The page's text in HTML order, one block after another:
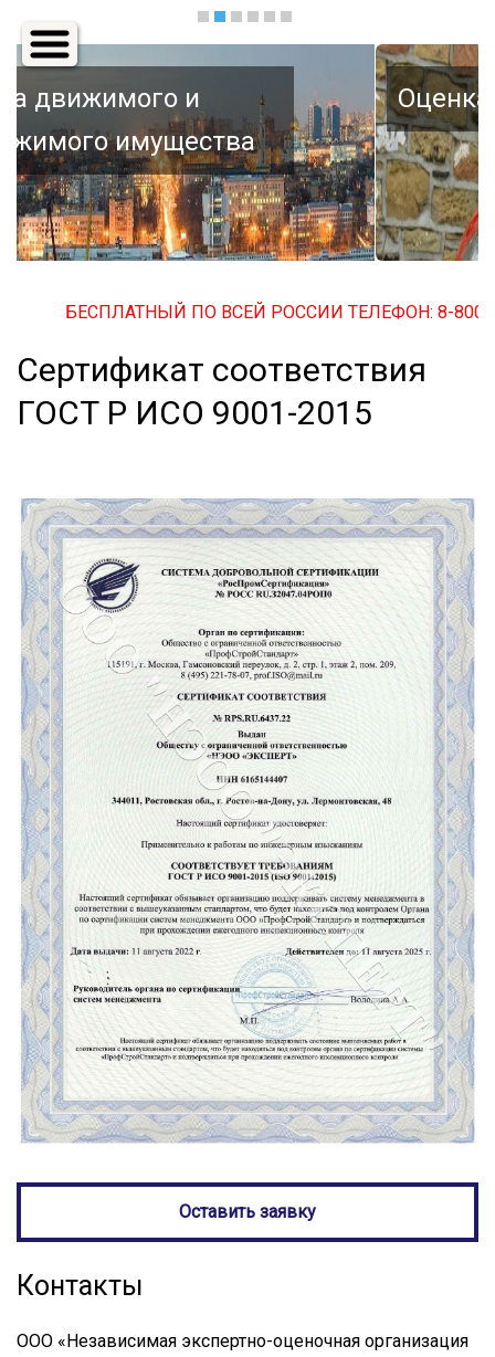
Основная
навигацияОценка автомобиля
БЕСПЛАТНЫЙ ПО ВСЕЙ РОССИИ ТЕЛЕФОН: 8-800-
Сертификат соответствия
ГОСТ Р ИСО 9001-2015
Оставить заявку
Контакты
ООО «Независимая экспертно-оценочная организация